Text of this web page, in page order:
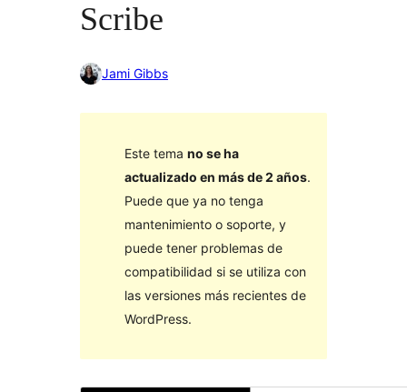
Scribe
Jami Gibbs
Este tema no se ha
actualizado en más de 2 años.
Puede que ya no tenga
mantenimiento o soporte, y
puede tener problemas de
compatibilidad si se utiliza con
las versiones más recientes de
WordPress.